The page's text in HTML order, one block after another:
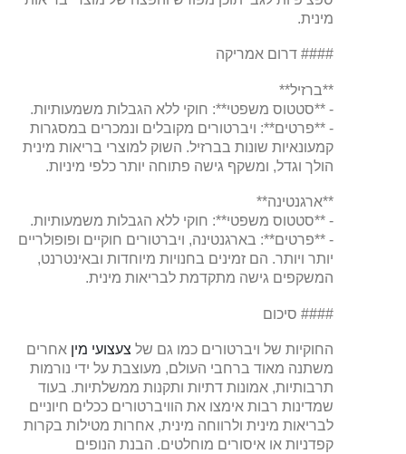
מינית.
#### דרום אמריקה
**ברזיל**
- **סטטוס משפטי**: חוקי ללא הגבלות משמעותיות.
- **פרטים**: ויברטורים מקובלים ונמכרים במסגרות
קמעונאיות שונות בברזיל. השוק למוצרי בריאות מינית
הולך וגדל, ומשקף גישה פתוחה יותר כלפי מיניות.
**ארגנטינה**
- **סטטוס משפטי**: חוקי ללא הגבלות משמעותיות.
- **פרטים**: בארגנטינה, ויברטורים חוקיים ופופולריים
יותר ויותר. הם זמינים בחנויות מיוחדות ובאינטרנט,
המשקפים גישה מתקדמת לבריאות מינית.
#### סיכום
החוקיות של ויברטורים כמו גם של צעצועי מין אחרים
משתנה מאוד ברחבי העולם, מעוצבת על ידי נורמות
תרבותיות, אמונות דתיות ותקנות ממשלתיות. בעוד
שמדינות רבות אימצו את הוויברטורים ככלים חיוניים
לבריאות מינית ולרווחה מינית, אחרות מטילות בקרות
קפדניות או איסורים מוחלטים. הבנת הנופים